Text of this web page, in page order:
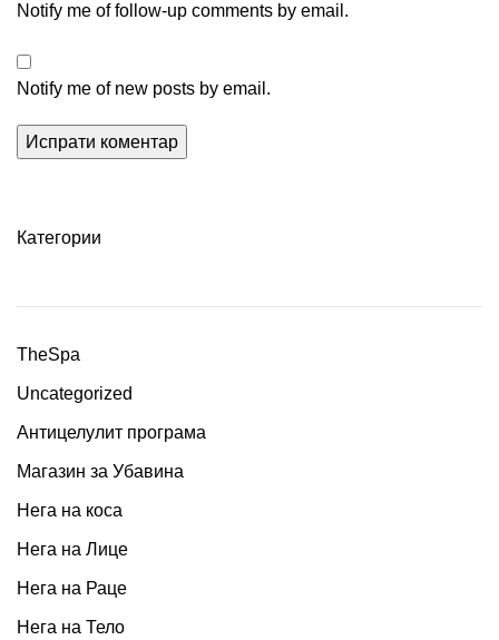
Notify me of follow-up comments by email.
Notify me of new posts by email.
Категории
TheSpa
Uncategorized
Антицелулит програма
Магазин за Убавина
Нега на коса
Нега на Лице
Нега на Раце
Нега на Тело